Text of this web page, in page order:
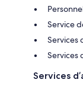
Service
Services
Services
Services